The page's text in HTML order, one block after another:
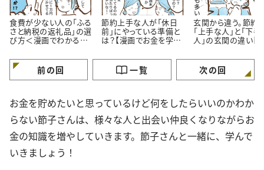
食費が少ない人の「ふる
さと納税の返礼品」の選
び方＜漫画でわかるお
節約上手な人が「休日
前」にやっている準備と
は？【漫画でお金を学
玄関から違う。節約
「上手な人」と「下
人」の玄関の違い【
前の回 一覧 次の回
お金を貯めたいと思っているけど何をしたらいいのかわか
らない節子さんは、様々な人と出会い仲良くなりながらお
金の知識を増やしていきます。節子さんと一緒に、学んで
いきましょう！